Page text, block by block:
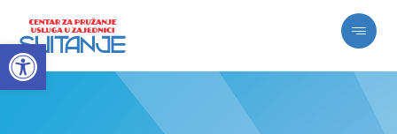
Open toolbar